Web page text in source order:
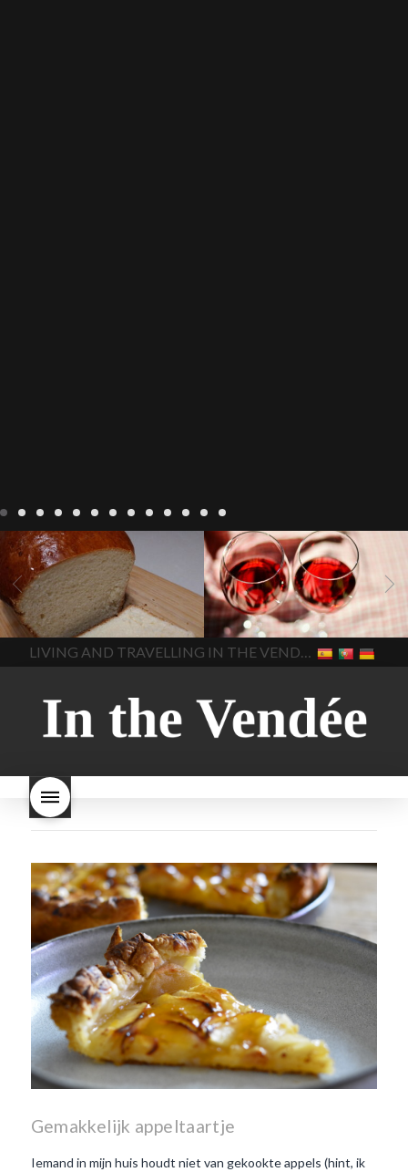
Recepten Wonen
baken in
Frankrijk bakken in de
Vendee
brood bakken
brood met gist gist brood
het beste brood hoe moet
ik brood bakken is melk
brood gezond is melkbrood
gezond mama's brood melk
brood melk brood en
wat is melkbrood
zijn melk
brood en brioche hetzelfde
brood
In The Vendee
Blog Wonen beaujolais
2022 Beaujolais Nouveau
2022 De wijnmakers laten
de druiventrossen gisten in
een anaërobe donderdag
17 november 2022 is
beaujolais dag hoe lang is
Beaujolais Nouveau
houdbaar hoeveel flessen
verkocht
is Beaujolais
Nouveau een fruitige wijn
kooldioxiderijke omgeving.
Nouveau naar? wat is
wanneer is beaujolais dag
wanneer is beaujolais
nouveau dag
Wat is de dag
van Beaujolais Nouveau
is de traditie rond beaujolais
Beaujolais Nouveau zo
witte beaujolais nouveau
In The Vendee
LIVING AND TRAVELLING IN THE VENDÉE
Gemakkelijk appeltaartje
Iemand in mijn huis houdt niet van gekookte appels (hint, ik